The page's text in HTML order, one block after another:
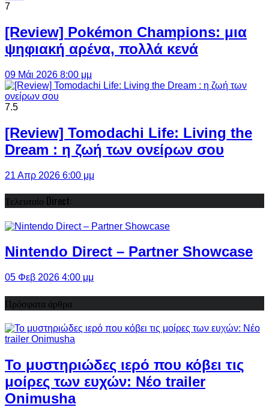
7
[Review] Pokémon Champions: μια
ψηφιακή αρένα, πολλά κενά
09 Μάι 2026 8:00 μμ
7.5
[Review] Tomodachi Life: Living the
Dream : η ζωή των ονείρων σου
21 Απρ 2026 6:00 μμ
Τελευταίο Direct:
Nintendo Direct – Partner Showcase
05 Φεβ 2026 4:00 μμ
Πρόσφατα άρθρα
Το μυστηριώδες ιερό που κόβει τις
μοίρες των ευχών: Νέο trailer
Onimusha